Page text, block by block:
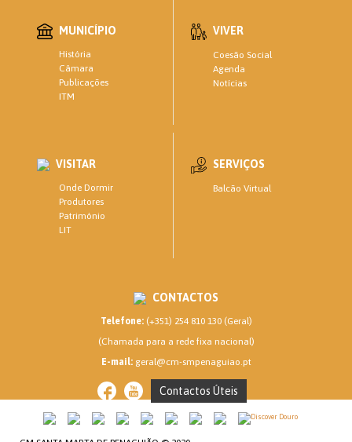
MUNICÍPIO
História
Câmara
Publicações
ITM
VIVER
Coesão Social
Agenda
Notícias
VISITAR
Onde Dormir
Produtores
Património
LIT
SERVIÇOS
Balcão Virtual
CONTACTOS
Telefone:(+351) 254 810 130 (Geral)
(Chamada para a rede fixa nacional)
E-mail:geral@cm-smpenaguiao.pt
Contactos Úteis